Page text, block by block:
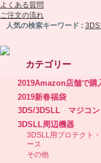
よくある質問
ご注文の流れ
人気の検索キーワード : 3DS
カテゴリー
2019Amazon店舗で購
2019新春福袋
3DS/3DSLL マジコン
3DSLL周辺機器
3DSLL用プロテクト
ース
その他